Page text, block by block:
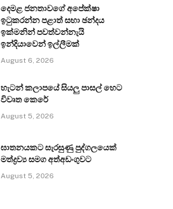
දෙමළ ජනතාවගේ අපේක්ෂා
ඉටුකරන්න පළාත් සභා ඡන්දය
ඉක්මනින් පවත්වන්නැයි
ඉන්දියාවෙන් ඉල්ලීමක්
August 6, 2026
හැටන් කලාපයේ සියලු පාසල් හෙට
විවෘත කෙරේ
August 5, 2026
ඝාතනයකට සැරසුණු පුද්ගලයෙක්
මත්ද්‍රව්‍ය සමග අත්අඩංගුවට
August 5, 2026